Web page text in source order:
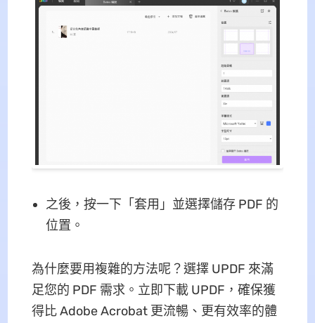
之後，按一下「套用」並選擇儲存 PDF 的
位置。
為什麼要用複雜的方法呢？選擇 UPDF 來滿
足您的 PDF 需求。立即下載 UPDF，確保獲
得比 Adob​​e Acrobat 更流暢、更有效率的體